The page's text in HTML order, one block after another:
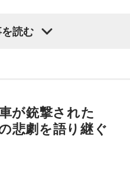
大きな天狗の像がある高尾
車窓は一気に山深くなり、
と登っていきます。その最
の花トンネル」といいま
読む
が銃撃された
悲劇を語り継ぐ